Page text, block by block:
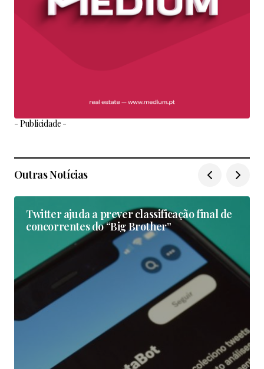
- Publicidade -
Outras Notícias
Twitter ajuda a prever classificação final de
concorrentes do “Big Brother”